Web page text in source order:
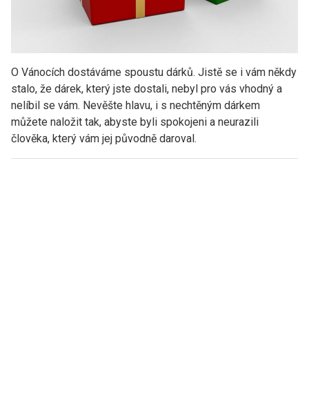
O Vánocích dostáváme spoustu dárků. Jistě se i vám někdy
stalo, že dárek, který jste dostali, nebyl pro vás vhodný a
nelíbil se vám. Nevěšte hlavu, i s nechtěným dárkem
můžete naložit tak, abyste byli spokojeni a neurazili
člověka, který vám jej původně daroval.